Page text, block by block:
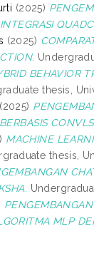
(2025)
(2025)
BEHAVIOR
thesis,
(2025)
MACHINE
thesis,
MLP